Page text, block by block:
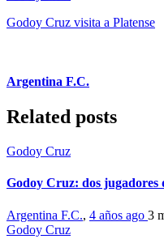
Godoy Cruz visita a Platense
Argentina F.C.
Related posts
Godoy Cruz
Godoy Cruz: dos jugadores
Argentina F.C., 4 años ago 3
Godoy Cruz